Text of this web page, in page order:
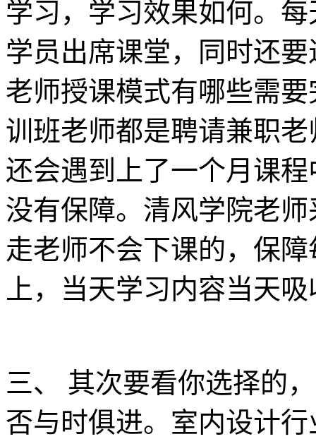
学习，学习效果如何。
学员出席课堂，同时还
老师授课模式有哪些需
训班老师都是聘请兼职
还会遇到上了一个月课
没有保障。清风学院老
走老师不会下课的，保
上，当天学习内容当天
三、 其次要看你选择的
否与时俱进。室内设计